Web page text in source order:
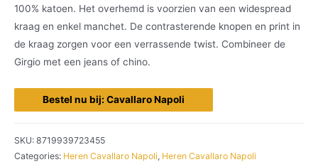
100% katoen. Het overhemd is voorzien van een widespread
kraag en enkel manchet. De contrasterende knopen en print in
de kraag zorgen voor een verrassende twist. Combineer de
Girgio met een jeans of chino.
Bestel nu bij: Cavallaro Napoli
SKU: 8719939723455
Categories: Heren Cavallaro Napoli, Heren Cavallaro Napoli